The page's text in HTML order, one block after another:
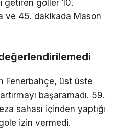
getiren goller 10.
ve 45. dakikada Mason
Fenerbahçe, üst üste
başaramadı. 59.
sahası içinden yaptığı
izin vermedi.